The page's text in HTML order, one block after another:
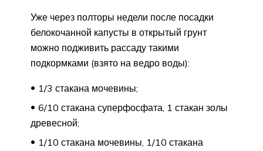
Уже через полторы недели после посадки
белокочанной капусты в открытый грунт
можно подживить рассаду такими
подкормками (взято на ведро воды):
1/3 стакана мочевины;
6/10 стакана суперфосфата, 1 стакан золы
древесной;
1/10 стакана мочевины, 1/10 стакана